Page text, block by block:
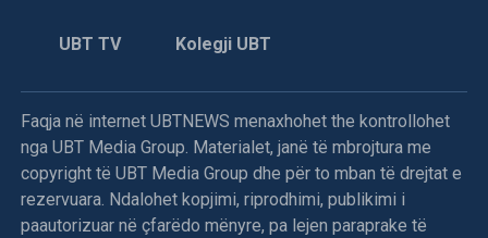
UBT TV Kolegji UBT
Faqja në internet UBTNEWS menaxhohet the kontrollohet
nga UBT Media Group. Materialet, janë të mbrojtura me
copyright të UBT Media Group dhe për to mban të drejtat e
rezervuara. Ndalohet kopjimi, riprodhimi, publikimi i
paautorizuar në çfarëdo mënyre, pa lejen paraprake të